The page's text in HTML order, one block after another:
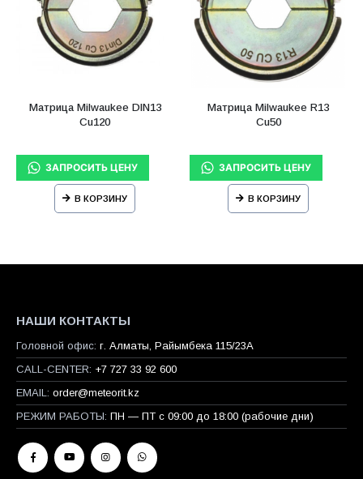
Матрица Milwaukee DIN13
Cu120
В КОРЗИНУ
Матрица Milwaukee R13
Cu50
В КОРЗИНУ
НАШИ КОНТАКТЫ
Головной офис: г. Алматы, Райымбека 115/23A
CALL-CENTER: +7 727 33 92 600
EMAIL: order@meteorit.kz
РЕЖИМ РАБОТЫ: ПН — ПТ с 09:00 до 18:00 (рабочие дни)